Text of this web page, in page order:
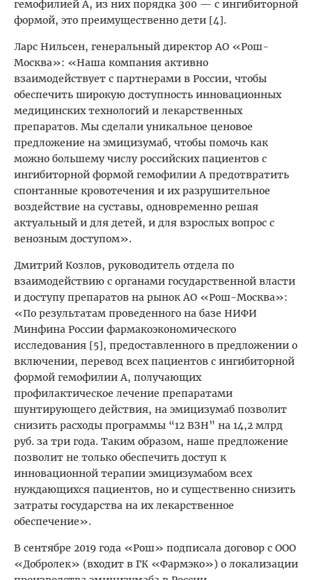
гемофилией А, из них порядка 300 — с ингибиторной
формой, это преимущественно дети [4].
Ларс Нильсен, генеральный директор АО «Рош-
Москва»: «Наша компания активно
взаимодействует с партнерами в России, чтобы
обеспечить широкую доступность инновационных
медицинских технологий и лекарственных
препаратов. Мы сделали уникальное ценовое
предложение на эмицизумаб, чтобы помочь как
можно большему числу российских пациентов с
ингибиторной формой гемофилии А предотвратить
спонтанные кровотечения и их разрушительное
воздействие на суставы, одновременно решая
актуальный и для детей, и для взрослых вопрос с
венозным доступом».
Дмитрий Козлов, руководитель отдела по
взаимодействию с органами государственной власти
и доступу препаратов на рынок АО «Рош-Москва»:
«По результатам проведенного на базе НИФИ
Минфина России фармакоэкономического
исследования [5], предоставленного в предложении о
включении, перевод всех пациентов с ингибиторной
формой гемофилии А, получающих
профилактическое лечение препаратами
шунтирующего действия, на эмицизумаб позволит
снизить расходы программы “12 ВЗН” на 14,2 млрд
руб. за три года. Таким образом, наше предложение
позволит не только обеспечить доступ к
инновационной терапии эмицизумабом всех
нуждающихся пациентов, но и существенно снизить
затраты государства на их лекарственное
обеспечение».
В сентябре 2019 года «Рош» подписала договор с ООО
«Добролек» (входит в ГК «Фармэко») о локализации